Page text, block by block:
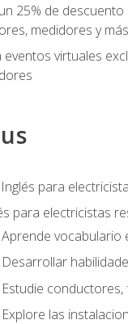
25% de
medidores y más
eventos virtuales
Inglés para
para electricistas
Aprende vocabulario
Desarrollar
Estudie
Explore las